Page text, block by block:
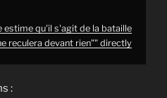
estime qu'il s'agit de la bataille
reculera devant rien"" directly
: